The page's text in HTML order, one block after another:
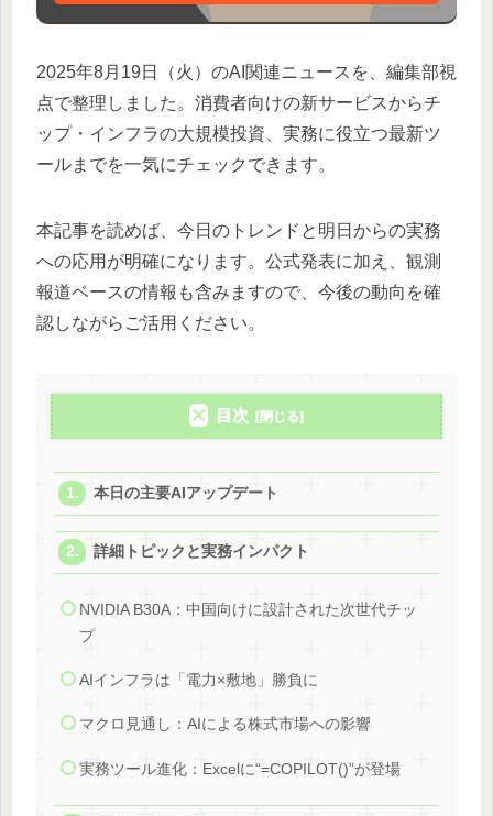
2025年8月19日（火）のAI関連ニュースを、編集部視
点で整理しました。消費者向けの新サービスからチ
ップ・インフラの大規模投資、実務に役立つ最新ツ
ールまでを一気にチェックできます。
本記事を読めば、今日のトレンドと明日からの実務
への応用が明確になります。公式発表に加え、観測
報道ベースの情報も含みますので、今後の動向を確
認しながらご活用ください。
目次
本日の主要AIアップデート
詳細トピックと実務インパクト
NVIDIA B30A：中国向けに設計された次世代チッ
プ
AIインフラは「電力×敷地」勝負に
マクロ見通し：AIによる株式市場への影響
実務ツール進化：Excelに“=COPILOT()”が登場